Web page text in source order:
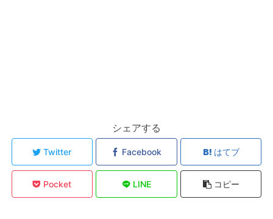
シェアする
Twitter Facebook はてブ
Pocket LINE コピー